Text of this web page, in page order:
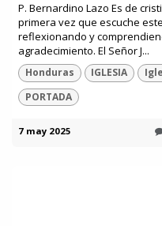
P. Bernardino Lazo Es de
primera vez que escuche
reflexionando y
agradecimiento. El Señor J...
Honduras IGLESIA
PORTADA
7 may 2025